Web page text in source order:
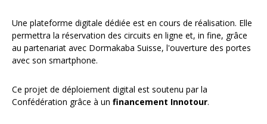
Une plateforme digitale dédiée est en cours de réalisation. Elle
permettra la réservation des circuits en ligne et, in fine, grâce
au partenariat avec Dormakaba Suisse, l'ouverture des portes
avec son smartphone.
Ce projet de déploiement digital est soutenu par la
Confédération grâce à un financement Innotour.